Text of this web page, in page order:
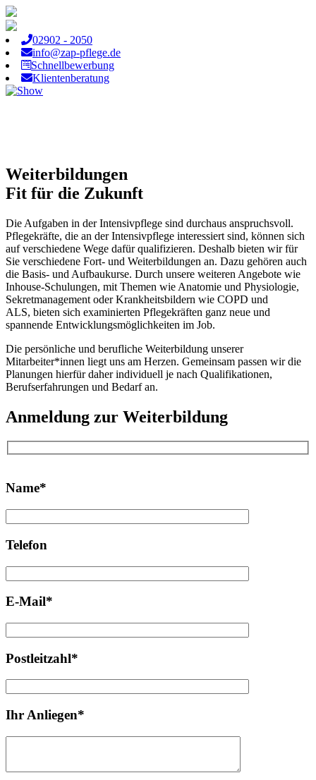
02902 - 2050
info@zap-pflege.de
Schnellbewerbung
Klientenberatung
Weiterbildungen
Fit für die Zukunft
Die Aufgaben in der Intensivpflege sind durchaus anspruchsvoll.
Pflegekräfte, die an der Intensivpflege interessiert sind, können sich
auf verschiedene Wege dafür qualifizieren. Deshalb bieten wir für
Sie verschiedene Fort- und Weiterbildungen an. Dazu gehören auch
die Basis- und Aufbaukurse. Durch unsere weiteren Angebote wie
Inhouse-Schulungen, mit Themen wie Anatomie und Physiologie,
Sekretmanagement oder Krankheitsbildern wie COPD und
ALS, bieten sich examinierten Pflegekräften ganz neue und
spannende Entwicklungsmöglichkeiten im Job.
Die persönliche und berufliche Weiterbildung unserer
Mitarbeiter*innen liegt uns am Herzen. Gemeinsam passen wir die
Planungen hierfür daher individuell je nach Qualifikationen,
Berufserfahrungen und Bedarf an.
Anmeldung zur Weiterbildung
lasse
Feld
leer.
Name*
Telefon
E-Mail*
Postleitzahl*
Ihr Anliegen*